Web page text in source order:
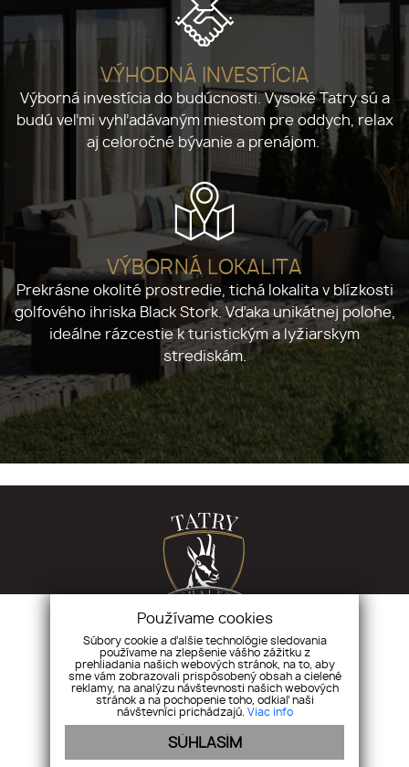
Používame cookies
Súbory cookie a ďalšie technológie sledovania
používame na zlepšenie vášho zážitku z
prehliadania našich webových stránok, na to, aby
sme vám zobrazovali prispôsobený obsah a cielené
reklamy, na analýzu návštevnosti našich webových
stránok a na pochopenie toho, odkiaľ naši
návštevníci prichádzajú.Viac info
SÚHLASÍM
VÝHODNÁ INVESTÍCIA
Výborná investícia do budúcnosti. Vysoké Tatry sú a
budú veľmi vyhľadávaným miestom pre oddych, relax
aj celoročné bývanie a prenájom.
VÝBORNÁ LOKALITA
Prekrásne okolité prostredie, tichá lokalita v blízkosti
golfového ihriska Black Stork. Vďaka unikátnej polohe,
ideálne rázcestie k turistickým a lyžiarskym
strediskám.
tatrychalet.sk|Ostrovského 2, Košice
LOKALITA O PROJEKTE A GALÉRIA